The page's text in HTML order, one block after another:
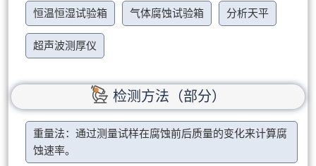
恒温恒湿试验箱 气体腐蚀试验箱 分析天平
超声波测厚仪
检测方法（部分）
重量法：通过测量试样在腐蚀前后质量的变化来计算腐
蚀速率。